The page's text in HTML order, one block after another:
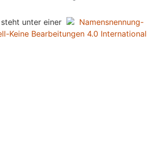
unter einer
Namensnennung-
Keine Bearbeitungen 4.0 International